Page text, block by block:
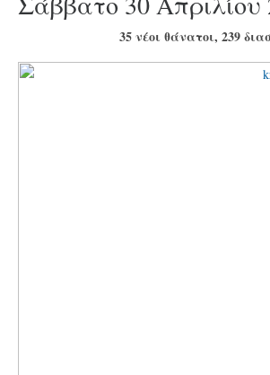
35 νέοι θάνατοι, 239